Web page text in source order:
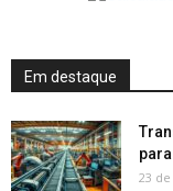
Em destaque
23